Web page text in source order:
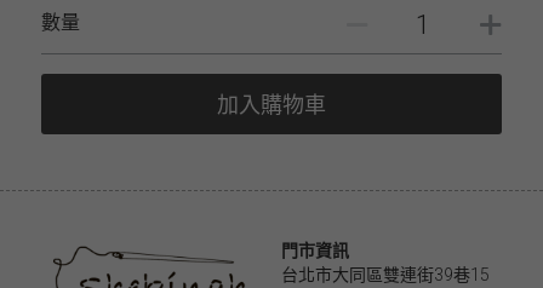
數量
加入購物車
門市資訊
台北市大同區雙連街39巷15